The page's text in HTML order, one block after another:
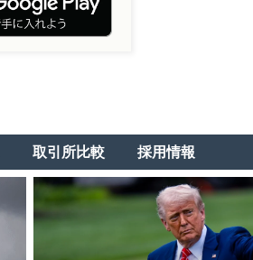
取引所比較 採用情報